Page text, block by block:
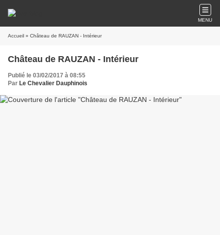
MENU
Accueil » Château de RAUZAN - Intérieur
Château de RAUZAN - Intérieur
Publié le 03/02/2017 à 08:55
Par Le Chevalier Dauphinois